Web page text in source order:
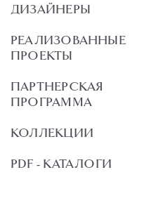
ДИЗАЙНЕРЫ
РЕАЛИЗОВАННЫЕ
ПРОЕКТЫ
ПАРТНЕРСКАЯ
ПРОГРАММА
КОЛЛЕКЦИИ
PDF - КАТАЛОГИ